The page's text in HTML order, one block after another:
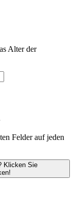
Alter der
Felder auf jeden
Klicken Sie